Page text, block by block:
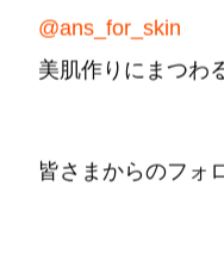
@ans_for_skin
美肌作りにまつわ
皆さまからのフォ